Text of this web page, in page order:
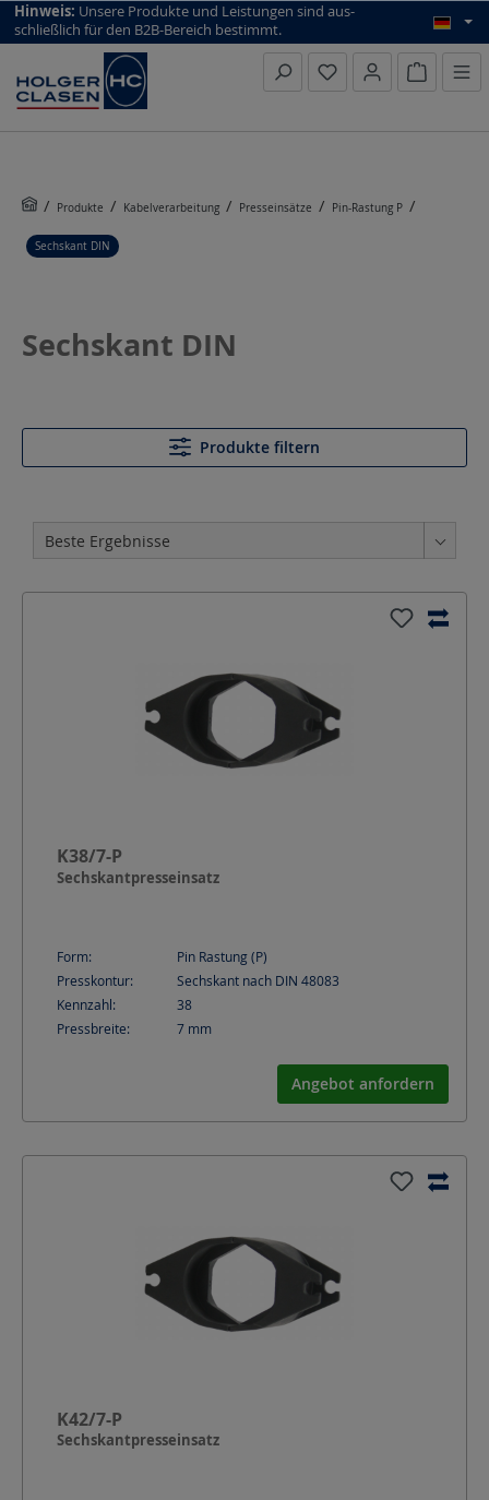
top scroll helper
Hinweis: Unsere Produkte und Leistungen sind aus­
schließlich für den B2B-Bereich bestimmt.
Produkte Kabelverarbeitung Presseinsätze Pin-Rastung P
Sechskant DIN
Sechskant DIN
Produkte filtern
K38/7-P
Sechskantpresseinsatz
Form:
Pin Rastung (P)
Presskontur:
Sechskant nach DIN 48083
Kennzahl:
38
Pressbreite:
7 mm
Angebot anfordern
K42/7-P
Sechskantpresseinsatz